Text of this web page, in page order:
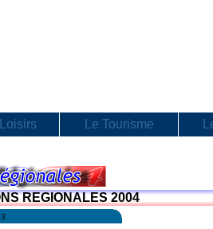
Le Tourisme
REGIONALES 2004